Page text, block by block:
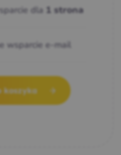
dla 1 strona
wsparcie e-mail
koszyka